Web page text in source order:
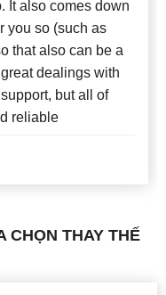
It also comes down
you so (such as
that also can be a
dealings with
but all of
reliable
CHỌN THAY THẾ